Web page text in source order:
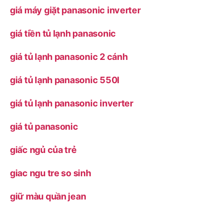
giá máy giặt panasonic inverter
giá tiền tủ lạnh panasonic
giá tủ lạnh panasonic 2 cánh
giá tủ lạnh panasonic 550l
giá tủ lạnh panasonic inverter
giá tủ panasonic
giấc ngủ của trẻ
giac ngu tre so sinh
giữ màu quần jean